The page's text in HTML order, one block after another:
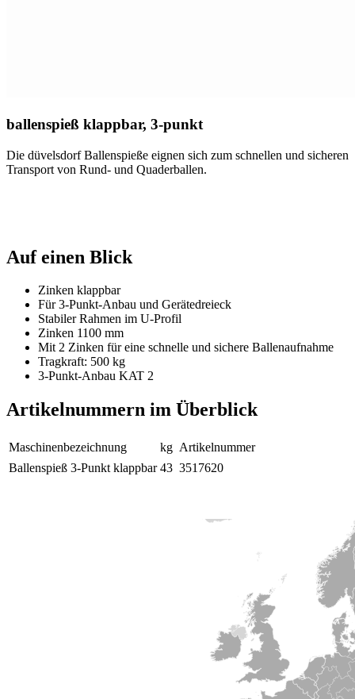
ballenspieß klappbar, 3-punkt
Die düvelsdorfBallenspieße eignen sich zum schnellen und sicheren
Transport von Rund- und Quaderballen.
Auf einen Blick
Zinken klappbar
Für 3-Punkt-Anbau und Gerätedreieck
Stabiler Rahmen im U-Profil
Zinken 1100 mm
Mit 2 Zinken für eine schnelle und sichere Ballenaufnahme
Tragkraft: 500 kg
3-Punkt-Anbau KAT 2
Artikelnummern im Überblick
Maschinen­bezeichnung kg Artikel­nummer
Ballenspieß 3-Punkt klappbar 43 3517620